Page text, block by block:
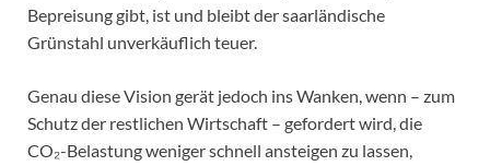
Bepreisung gibt, ist und bleibt der saarländische
Grünstahl unverkäuflich teuer.
Genau diese Vision gerät jedoch ins Wanken, wenn – zum
Schutz der restlichen Wirtschaft – gefordert wird, die
CO₂-Belastung weniger schnell ansteigen zu lassen,